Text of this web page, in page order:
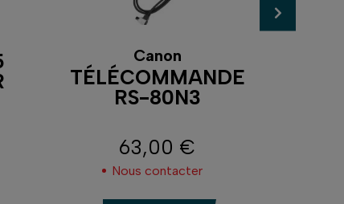
Canon
TÉLÉCOMMANDE
RS-80N3
Prix
63,00 €
Nous contacter